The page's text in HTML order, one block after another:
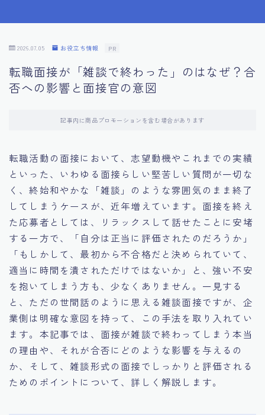
10.フィードバックを活用する方法
11.オンライン面接の成功への鍵
14.キャリアアップのための面接戦略
15.職場適応力をアピールする方法
16.エージェントと良好な関係を築く方法
17.面接でブランクを効果的に伝える方法
18.転職後の職場に適応するためのヒント
2026.07.05 お役立ち情報 PR
転職面接が「雑談で終わった」のはなぜ？合
否への影響と面接官の意図
記事内に商品プロモーションを含む場合があります
転職活動の面接において、志望動機やこれまでの実績
といった、いわゆる面接らしい堅苦しい質問が一切な
く、終始和やかな「雑談」のような雰囲気のまま終了
してしまうケースが、近年増えています。面接を終え
た応募者としては、リラックスして話せたことに安堵
する一方で、「自分は正当に評価されたのだろうか」
「もしかして、最初から不合格だと決められていて、
適当に時間を潰されただけではないか」と、強い不安
を抱いてしまう方も、少なくありません。一見する
と、ただの世間話のように思える雑談面接ですが、企
業側は明確な意図を持って、この手法を取り入れてい
ます。本記事では、面接が雑談で終わってしまう本当
の理由や、それが合否にどのような影響を与えるの
か、そして、雑談形式の面接でしっかりと評価される
ためのポイントについて、詳しく解説します。